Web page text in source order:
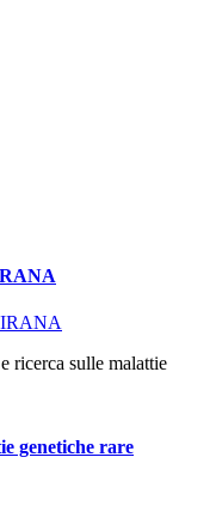
ricerca sulle malattie
genetiche rare